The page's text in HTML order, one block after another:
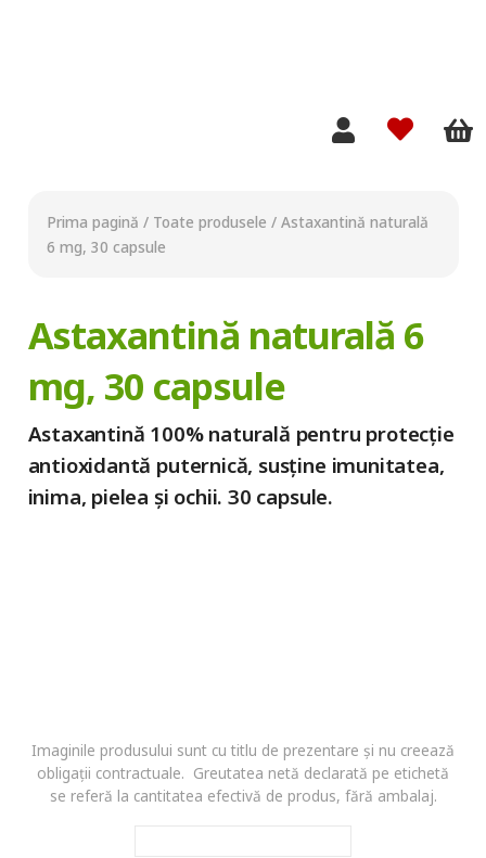
Prima pagină / Toate produsele / Astaxantină naturală
6 mg, 30 capsule
Astaxantină naturală 6
mg, 30 capsule
Astaxantină 100% naturală pentru protecție
antioxidantă puternică, susține imunitatea,
inima, pielea și ochii. 30 capsule.
Imaginile produsului sunt cu titlu de prezentare și nu creează
obligații contractuale. Greutatea netă declarată pe etichetă
se referă la cantitatea efectivă de produs, fără ambalaj.